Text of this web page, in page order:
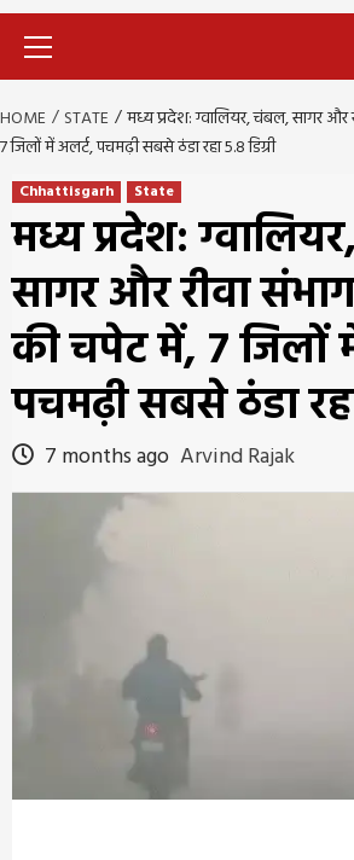
HOME STATE
मध्य प्रदेश: ग्वालियर, चंबल, सागर
7 जिलों में अलर्ट, पचमढ़ी सबसे ठंडा रहा 5.8 डिग्री
Chhattisgarh State
मध्य प्रदेश:
सागर और रीवा
की चपेट में, 7 जिलों
पचमढ़ी सबसे ठंडा रहा
7 months ago Arvind Rajak